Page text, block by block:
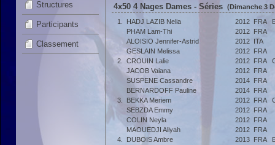
Structures
Participants
Classement
4x50 4 Nages Dames - Séries (Dimanche 3
1.
HADJ LAZIB Nelia 2012 FRA
PHAM Lam-Thi
2012 FRA
ALOISIO Jennifer-Astrid
2012 ITA
GESLAIN Melissa
2012 FRA
2.
CROUIN Lalie 2012 FRA
JACOB Vaiana
2012 FRA
SUSPENE Cassandre
2014 FRA
BERNARDOFF Pauline
2014 FRA
3.
BEKKA Meriem 2012 FRA
SEBZDA Emmy
2012 FRA
COLIN Neyla
2012 FRA
MAOUEDJI Aliyah
2012 FRA
4.
DUBOIS Ambre 2013 FRA